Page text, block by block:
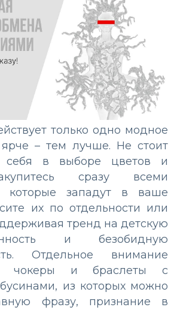
только одно модное
– тем лучше. Не стоит
себя в выборе цветов и
сразу всеми
которые западут в ваше
их по отдельности или
тренд на детскую
и безобидную
Отдельное внимание
чокеры и браслеты с
из которых можно
фразу, признание в